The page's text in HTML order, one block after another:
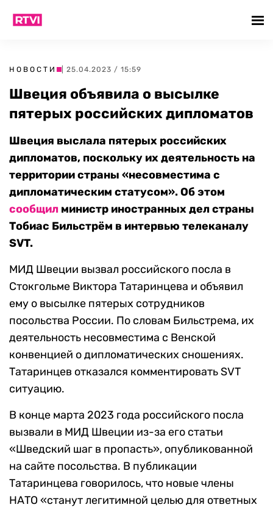
НОВОСТИ | 25.04.2023 / 15:59
Швеция объявила о высылке
пятерых российских дипломатов
Швеция выслала пятерых российских
дипломатов, поскольку их деятельность на
территории страны «несовместима с
дипломатическим статусом». Об этом
сообщил министр иностранных дел страны
Тобиас Бильстрём в интервью телеканалу
SVT.
МИД Швеции вызвал российского посла в
Стокгольме Виктора Татаринцева и объявил
ему о высылке пятерых сотрудников
посольства России. По словам Бильстрема, их
деятельность несовместима с Венской
конвенцией о дипломатических сношениях.
Татаринцев отказался комментироватьSVT
ситуацию.
В конце марта 2023 года российского посла
вызвали в МИД Швеции из-за его статьи
«Шведский шаг в пропасть», опубликованной
на сайте посольства. В публикации
Татаринцева говорилось, что новые члены
НАТО «станут легитимной целью для ответных